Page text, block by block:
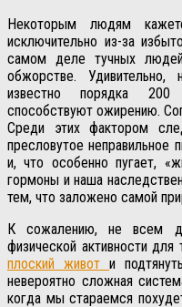
Некоторым людям
исключительно из-за
самом деле тучных
обжорстве.
известно порядка 200
способствуют ожирению.
Среди этих фактором
пресловутое неправильное
и, что особенно пугает,
гормоны и наша
тем, что заложено самой
К сожалению, не всем
физической активности
плоский живот и
невероятно сложная
когда мы стараемся